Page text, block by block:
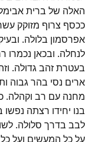
האלה של ברית
ככסף צרוף מזוקק
אפרסמון בלולה.
לנחלה. ובכאן נכמרו
בעטרת זהב גדולה.
ארים נסי בהר גבוה
מחנה עם רב וקהלה.
בנו יחידו רצתה
לבב בדרך סלולה.
על כל המעשים ועל